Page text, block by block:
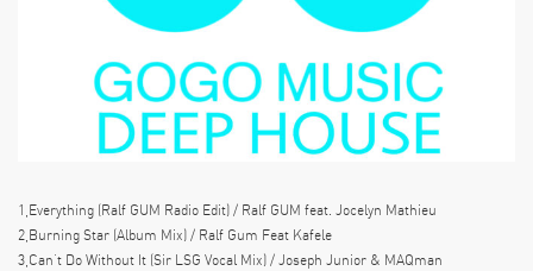
1,Everything (Ralf GUM Radio Edit) / Ralf GUM feat. Jocelyn Mathieu
2,Burning Star (Album Mix) / Ralf Gum Feat Kafele
3,Can’t Do Without It (Sir LSG Vocal Mix) / Joseph Junior & MAQman